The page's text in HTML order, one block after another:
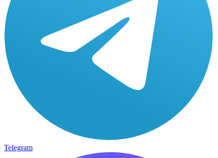
Telegram